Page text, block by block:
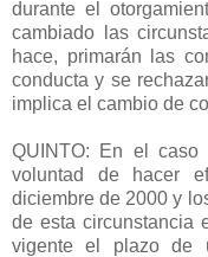
durante el
cambiado las
hace, primarán las
conducta y se
implica el cambio de
QUINTO: En el caso
voluntad de hacer
diciembre de 2000 y
de esta circunstancia
vigente el plazo de